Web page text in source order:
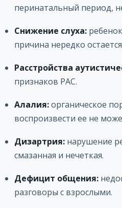
перинатальный период,
Снижение слуха:
причина нередко
Расстройства
признаков РАС.
Алалия:органическое
воспроизвести ее не
Дизартрия: нарушение
смазанная и нечеткая.
Дефицит общения:
разговоры с взрослыми.